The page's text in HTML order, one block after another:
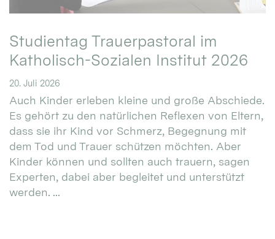
Studientag Trauerpastoral im
Katholisch-Sozialen Institut 2026
20. Juli 2026
Auch Kinder erleben kleine und große Abschiede.
Es gehört zu den natürlichen Reflexen von Eltern,
dass sie ihr Kind vor Schmerz, Begegnung mit
dem Tod und Trauer schützen möchten. Aber
Kinder können und sollten auch trauern, sagen
Experten, dabei aber begleitet und unterstützt
werden. ...